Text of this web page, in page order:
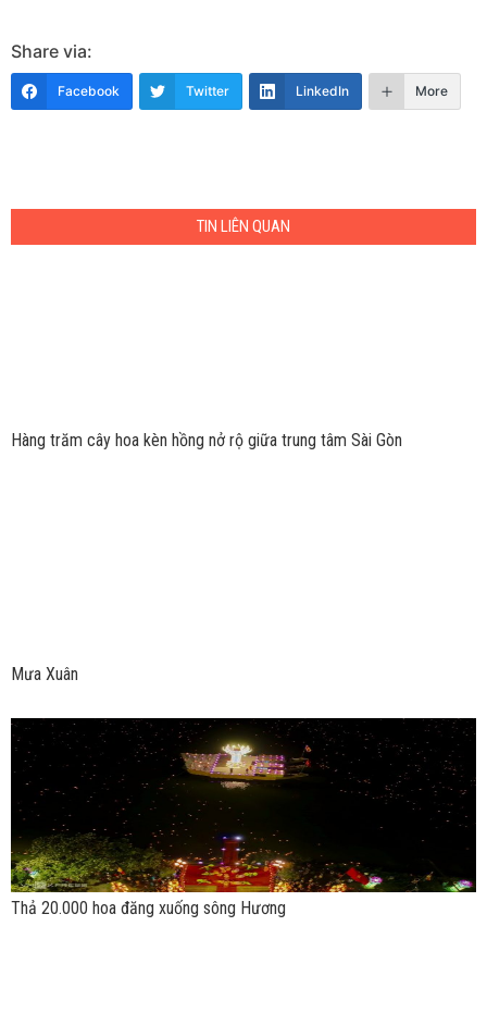
Share via:
Facebook Twitter LinkedIn More
TIN LIÊN QUAN
Hàng trăm cây hoa kèn hồng nở rộ giữa trung tâm Sài Gòn
Mưa Xuân
Thả 20.000 hoa đăng xuống sông Hương